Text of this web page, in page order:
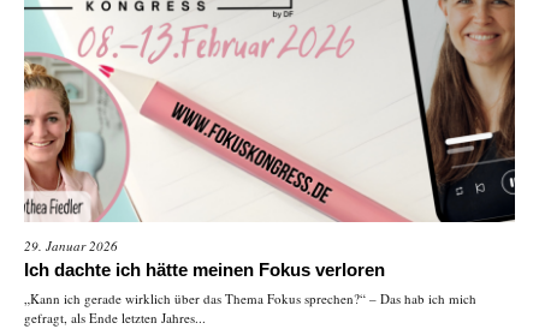
29. Januar 2026
Ich dachte ich hätte meinen Fokus verloren
„Kann ich gerade wirklich über das Thema Fokus sprechen?“ – Das hab ich mich
gefragt, als Ende letzten Jahres...